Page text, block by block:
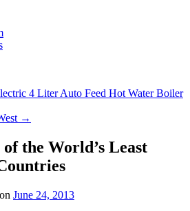
4 Liter Auto Feed Hot Water Boiler
→
of the World’s Least
June 24, 2013